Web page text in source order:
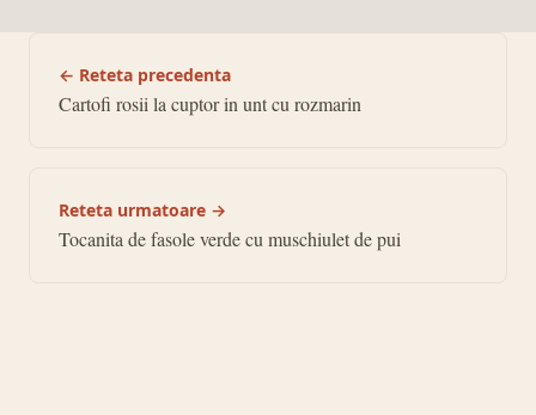
← Reteta precedenta
Cartofi rosii la cuptor in unt cu rozmarin
Reteta urmatoare →
Tocanita de fasole verde cu muschiulet de pui